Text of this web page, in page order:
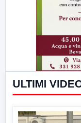
ULTIMI